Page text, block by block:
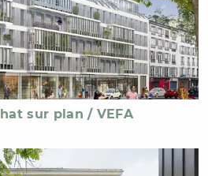
sur plan / VEFA